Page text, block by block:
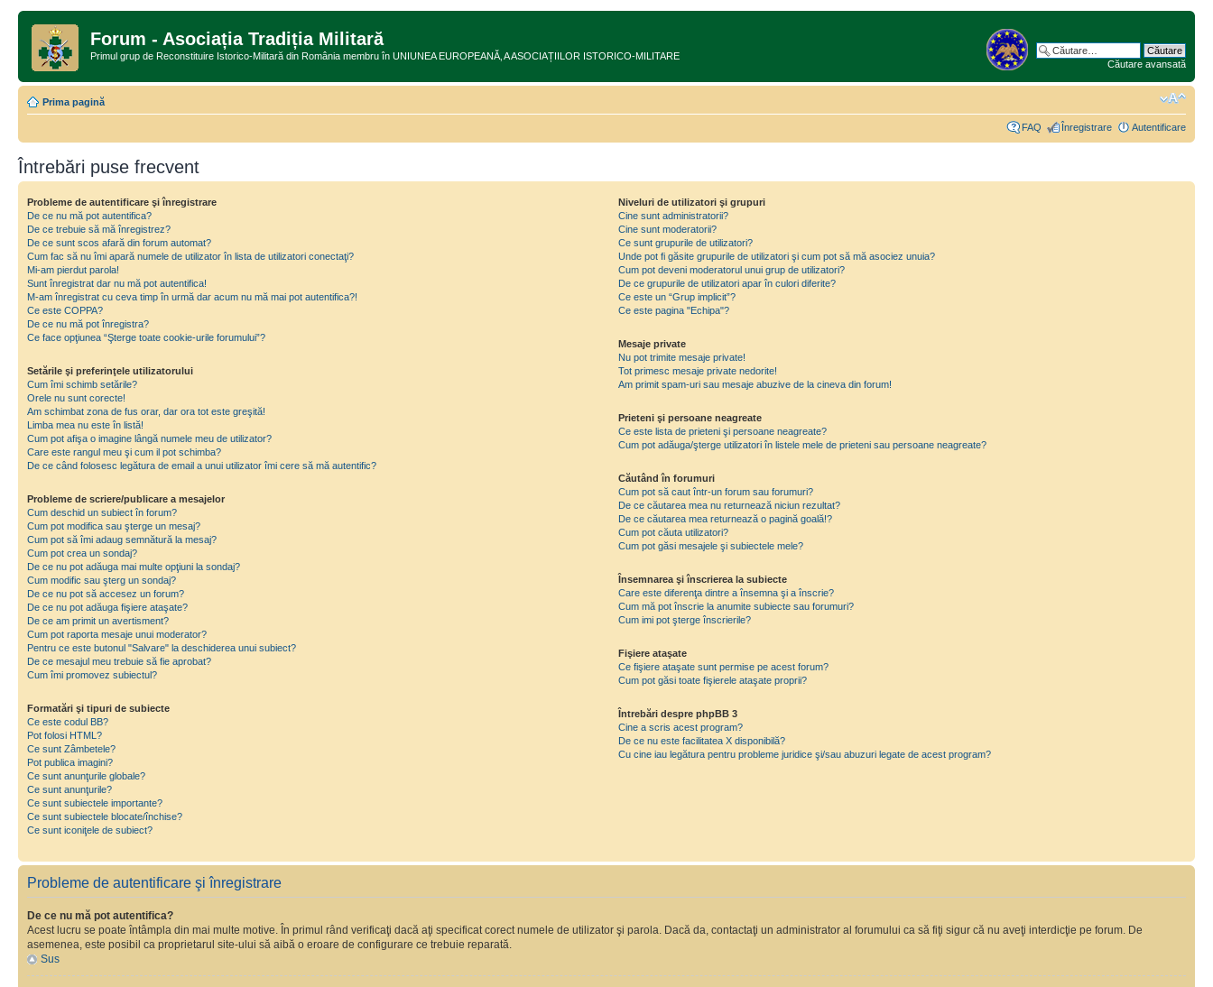
Forum - Asociația Tradiția Militară
Primul grup de Reconstituire Istorico-Militară din România membru în UNIUNEA EUROPEANĂ‚ A ASOCIAȚIILOR ISTORICO-MILITARE
Căutare avansată
Prima pagină
FAQ Înregistrare Autentificare
Întrebări puse frecvent
Probleme de autentificare şi înregistrare
De ce nu mă pot autentifica?
De ce trebuie să mă înregistrez?
De ce sunt scos afară din forum automat?
Cum fac să nu îmi apară numele de utilizator în lista de utilizatori conectaţi?
Mi-am pierdut parola!
Sunt înregistrat dar nu mă pot autentifica!
M-am înregistrat cu ceva timp în urmă dar acum nu mă mai pot autentifica?!
Ce este COPPA?
De ce nu mă pot înregistra?
Ce face opţiunea “Şterge toate cookie-urile forumului”?
Setările şi preferinţele utilizatorului
Cum îmi schimb setările?
Orele nu sunt corecte!
Am schimbat zona de fus orar, dar ora tot este greşită!
Limba mea nu este în listă!
Cum pot afişa o imagine lângă numele meu de utilizator?
Care este rangul meu şi cum il pot schimba?
De ce când folosesc legătura de email a unui utilizator îmi cere să mă autentific?
Probleme de scriere/publicare a mesajelor
Cum deschid un subiect în forum?
Cum pot modifica sau şterge un mesaj?
Cum pot să îmi adaug semnătură la mesaj?
Cum pot crea un sondaj?
De ce nu pot adăuga mai multe opţiuni la sondaj?
Cum modific sau şterg un sondaj?
De ce nu pot să accesez un forum?
De ce nu pot adăuga fişiere ataşate?
De ce am primit un avertisment?
Cum pot raporta mesaje unui moderator?
Pentru ce este butonul "Salvare" la deschiderea unui subiect?
De ce mesajul meu trebuie să fie aprobat?
Cum îmi promovez subiectul?
Formatări şi tipuri de subiecte
Ce este codul BB?
Pot folosi HTML?
Ce sunt Zâmbetele?
Pot publica imagini?
Ce sunt anunţurile globale?
Ce sunt anunţurile?
Ce sunt subiectele importante?
Ce sunt subiectele blocate/închise?
Ce sunt iconiţele de subiect?
Niveluri de utilizatori şi grupuri
Cine sunt administratorii?
Cine sunt moderatorii?
Ce sunt grupurile de utilizatori?
Unde pot fi găsite grupurile de utilizatori şi cum pot să mă asociez unuia?
Cum pot deveni moderatorul unui grup de utilizatori?
De ce grupurile de utilizatori apar în culori diferite?
Ce este un “Grup implicit”?
Ce este pagina "Echipa"?
Mesaje private
Nu pot trimite mesaje private!
Tot primesc mesaje private nedorite!
Am primit spam-uri sau mesaje abuzive de la cineva din forum!
Prieteni şi persoane neagreate
Ce este lista de prieteni şi persoane neagreate?
Cum pot adăuga/şterge utilizatori în listele mele de prieteni sau persoane neagreate?
Căutând în forumuri
Cum pot să caut într-un forum sau forumuri?
De ce căutarea mea nu returnează niciun rezultat?
De ce căutarea mea returnează o pagină goală!?
Cum pot căuta utilizatori?
Cum pot găsi mesajele şi subiectele mele?
Însemnarea şi înscrierea la subiecte
Care este diferenţa dintre a însemna şi a înscrie?
Cum mă pot înscrie la anumite subiecte sau forumuri?
Cum imi pot şterge înscrierile?
Fişiere ataşate
Ce fişiere ataşate sunt permise pe acest forum?
Cum pot găsi toate fişierele ataşate proprii?
Întrebări despre phpBB 3
Cine a scris acest program?
De ce nu este facilitatea X disponibilă?
Cu cine iau legătura pentru probleme juridice şi/sau abuzuri legate de acest program?
Probleme de autentificare şi înregistrare
De ce nu mă pot autentifica?
Acest lucru se poate întâmpla din mai multe motive. În primul rând verificaţi dacă aţi specificat corect numele de utilizator şi parola. Dacă da, contactaţi un administrator al forumului ca să fiţi sigur că nu aveţi interdicţie pe forum. De
asemenea, este posibil ca proprietarul site-ului să aibă o eroare de configurare ce trebuie reparată.
Sus